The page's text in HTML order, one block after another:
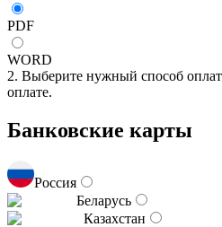
PDF
WORD
2. Выберите нужный способ
оплате.
Банковские карты
Россия
Беларусь
Казахстан